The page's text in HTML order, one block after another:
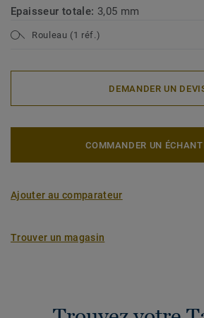
Epaisseur totale: 3,05 mm
Rouleau (1 réf.)
DEMANDER UN
COMMANDER UN
Ajouter au comparateur
Trouver un magasin